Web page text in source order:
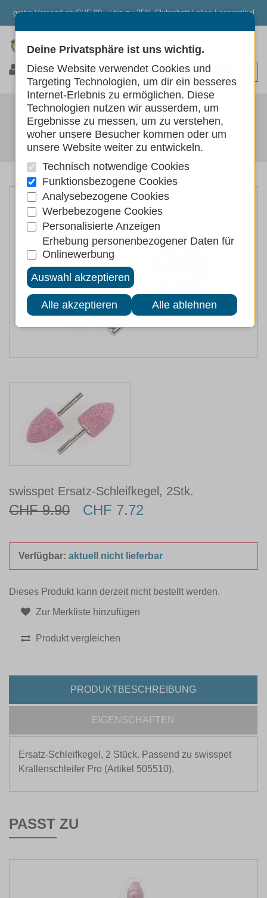
gratis Versand ab CHF 80.- | bis zu 25% Clubrabatt | alles Lagerartikel
0 0 0
SWISSPET ERSATZ-
SCHLEIFKEGEL, 2STK.
Hunde Hundepflege Pfotenpflege
swisspet Ersatz-Schleifkegel, 2Stk.
CHF 9.90 CHF 7.72
Verfügbar: aktuell nicht lieferbar
Dieses Produkt kann derzeit nicht bestellt werden.
Zur Merkliste hinzufügen
Produkt vergleichen
PRODUKTBESCHREIBUNG
EIGENSCHAFTEN
Ersatz-Schleifkegel, 2 Stück. Passend zu swisspet
Krallenschleifer Pro (Artikel 505510).
PASST ZU
Deine Privatsphäre ist uns wichtig.
Diese Website verwendet Cookies und
Targeting Technologien, um dir ein besseres
Internet-Erlebnis zu ermöglichen. Diese
Technologien nutzen wir ausserdem, um
Ergebnisse zu messen, um zu verstehen,
woher unsere Besucher kommen oder um
unsere Website weiter zu entwickeln.
Technisch notwendige Cookies
Funktionsbezogene Cookies
Analysebezogene Cookies
Werbebezogene Cookies
Personalisierte Anzeigen
Erhebung personenbezogener Daten für
Onlinewerbung